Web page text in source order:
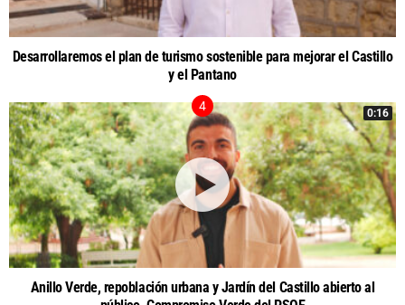
Desarrollaremos el plan de turismo sostenible para mejorar el Castillo
y el Pantano
0:16
Anillo Verde, repoblación urbana y Jardín del Castillo abierto al